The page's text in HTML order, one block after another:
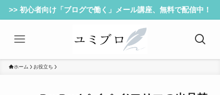
>> 初心者向け「ブログで働く」メール講座、無料で配信中！
ホーム お役立ち